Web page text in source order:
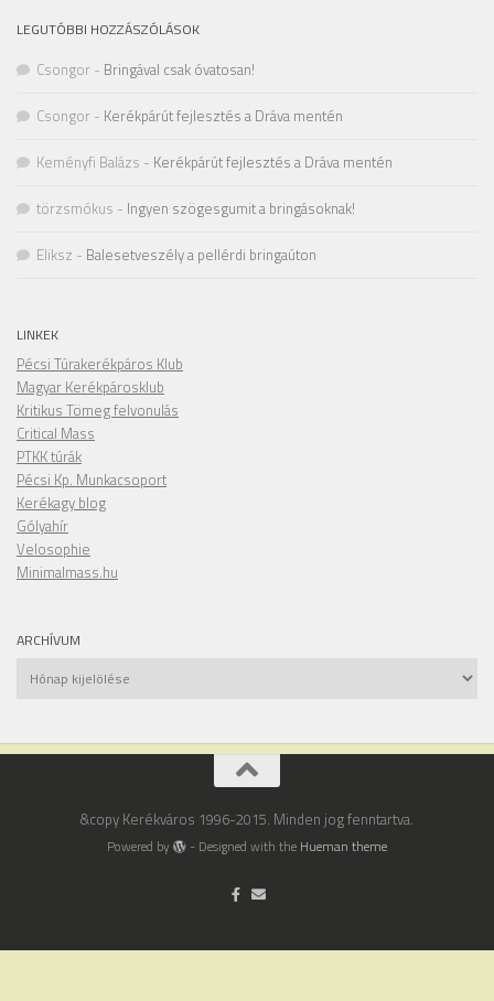
LEGUTÓBBI HOZZÁSZÓLÁSOK
Csongor - Bringával csak óvatosan!
Csongor - Kerékpárút fejlesztés a Dráva mentén
Keményfi Balázs - Kerékpárút fejlesztés a Dráva mentén
törzsmókus - Ingyen szögesgumit a bringásoknak!
Eliksz - Balesetveszély a pellérdi bringaúton
LINKEK
Pécsi Túrakerékpáros Klub
Magyar Kerékpárosklub
Kritikus Tömeg felvonulás
Critical Mass
PTKK túrák
Pécsi Kp. Munkacsoport
Kerékagy blog
Gólyahír
Velosophie
Minimalmass.hu
ARCHÍVUM
Archívum
&copy Kerékváros 1996-2015. Minden jog fenntartva.
Powered by - Designed with the Hueman theme